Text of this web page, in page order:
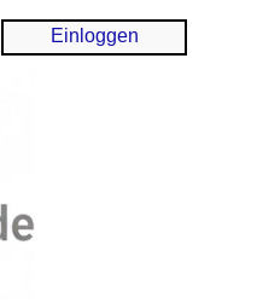
Einloggen